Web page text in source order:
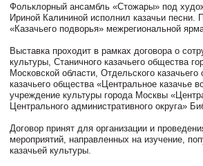
Фольклорный ансамбль «Стожары» под
Ириной Калининой исполнил казачьи песни.
«Казачьего подворья» межрегиональной
Выставка проходит в рамках договора о
культуры, Станичного казачьего общества
Московской области, Отдельского
казачьего общества «Центральное казачье
учреждение культуры города Москвы
Центрального административного
Договор принят для организации и
мероприятий, направленных на изучение,
казачьей культуры.